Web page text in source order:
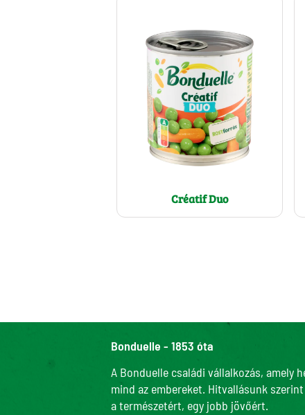
Créatif Duo
Bonduelle - 1853 óta
A Bonduelle családi vállalkozás, amely
mind az embereket. Hitvallásunk
a természetért, egy jobb jövőért.